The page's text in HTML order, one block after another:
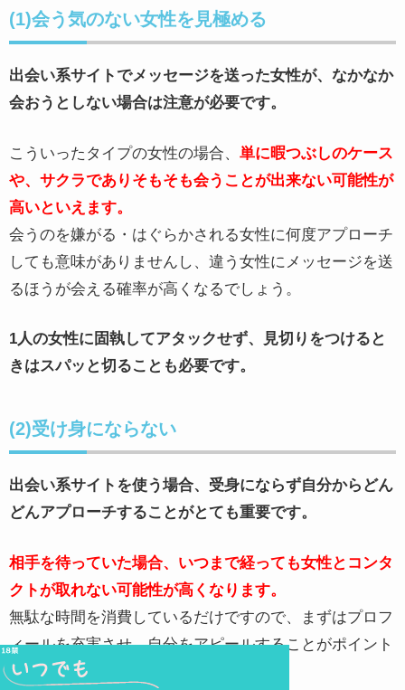
(1)会う気のない女性を見極める
出会い系サイトでメッセージを送った女性が、なかなか
会おうとしない場合は注意が必要です。
こういったタイプの女性の場合、 単に暇つぶしのケース
や、サクラでありそもそも会うことが出来ない可能性が
高いといえます。
会うのを嫌がる・はぐらかされる女性に何度アプローチ
しても意味がありませんし、違う女性にメッセージを送
るほうが会える確率が高くなるでしょう。
1人の女性に固執してアタックせず、見切りをつけると
きはスパッと切ることも必要です。
(2)受け身にならない
出会い系サイトを使う場合、受身にならず自分からどん
どんアプローチすることがとても重要です。
相手を待っていた場合、いつまで経っても女性とコンタ
クトが取れない可能性が高くなります。
無駄な時間を消費しているだけですので、まずはプロフ
ィールを充実させ、自分をアピールすることがポイント
です。